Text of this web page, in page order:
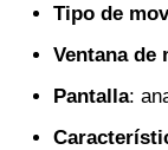
Tipo de
Ventana de
Pantalla: